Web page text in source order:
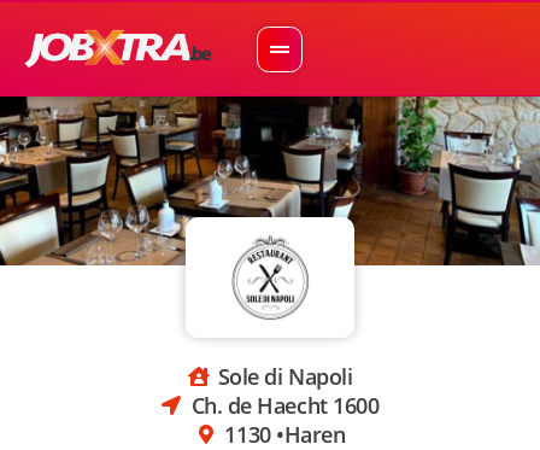
Sole di Napoli
Ch. de Haecht 1600
1130 •Haren